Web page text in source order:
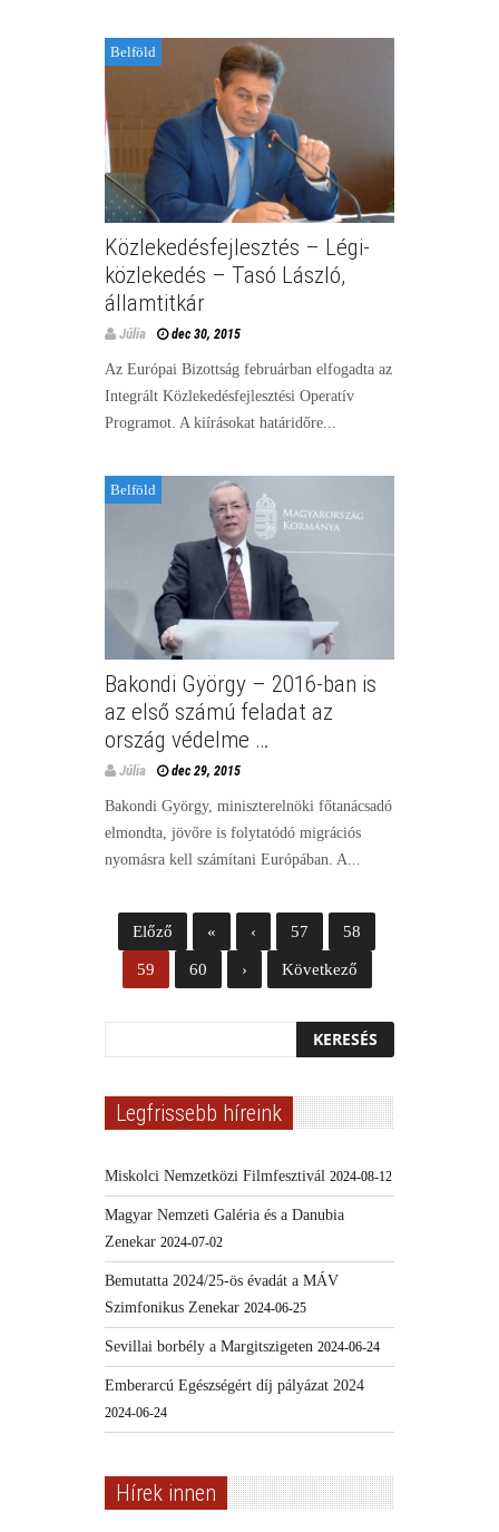
Belföld
Közlekedésfejlesztés – Légi-
közlekedés – Tasó László,
államtitkár
Júlia dec 30, 2015
Az Európai Bizottság februárban elfogadta az
Integrált Közlekedésfejlesztési Operatív
Programot. A kiírásokat határidőre...
Belföld
Bakondi György – 2016-ban is
az első számú feladat az
ország védelme …
Júlia dec 29, 2015
Bakondi György, miniszterelnöki főtanácsadó
elmondta, jövőre is folytatódó migrációs
nyomásra kell számítani Európában. A...
Előző « ‹ 57 58
59 60 › Következő
Legfrissebb híreink
Miskolci Nemzetközi Filmfesztivál 2024-08-12
Magyar Nemzeti Galéria és a Danubia
Zenekar 2024-07-02
Bemutatta 2024/25-ös évadát a MÁV
Szimfonikus Zenekar 2024-06-25
Sevillai borbély a Margitszigeten 2024-06-24
Emberarcú Egészségért díj pályázat 2024
2024-06-24
Hírek innen